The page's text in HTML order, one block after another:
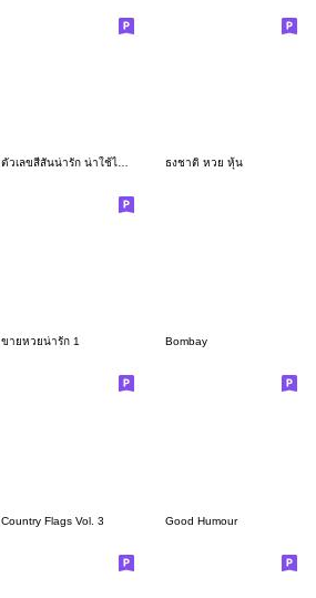
ธงชาติ หวย หุ้น
ขายหวยน่ารัก 1 Bombay
Country Flags Vol. 3 Good Humour